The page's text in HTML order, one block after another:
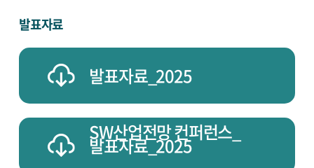
발표자료
발표자료_2025
SW산업전망 컨퍼런스_
발표자료_2025